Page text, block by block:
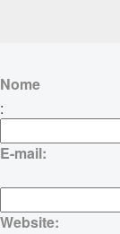
Nome
:
E-mail:
Website: